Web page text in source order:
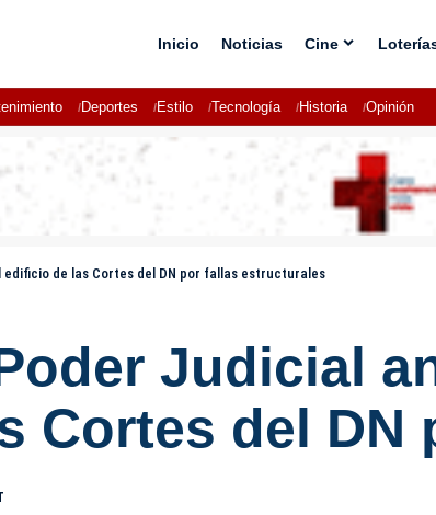
Inicio Noticias Cine
Deportes Estilo Tecnología Historia Opinión
de las Cortes del DN por fallas estructurales
Judicial
Cortes del